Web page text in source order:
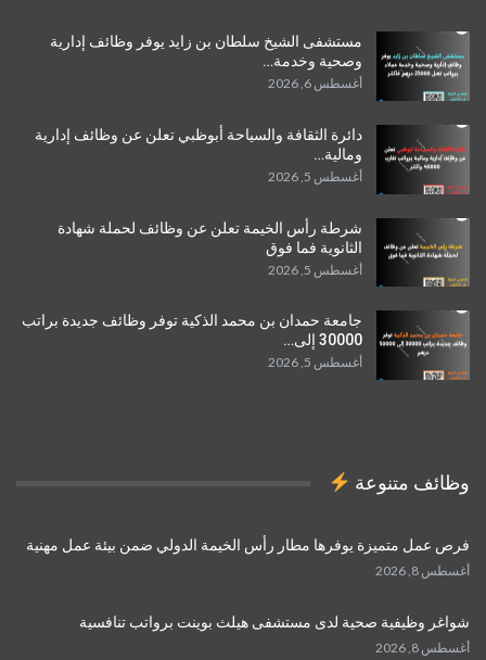
مستشفى الشيخ سلطان بن زايد يوفر وظائف إدارية
وصحية وخدمة…
أغسطس 6, 2026
دائرة الثقافة والسياحة أبوظبي تعلن عن وظائف إدارية
ومالية…
أغسطس 5, 2026
شرطة رأس الخيمة تعلن عن وظائف لحملة شهادة
الثانوية فما فوق
أغسطس 5, 2026
جامعة حمدان بن محمد الذكية توفر وظائف جديدة براتب
30000 إلى…
أغسطس 5, 2026
وظائف متنوعة
فرص عمل متميزة يوفرها مطار رأس الخيمة الدولي ضمن بيئة عمل مهنية
أغسطس 8, 2026
شواغر وظيفية صحية لدى مستشفى هيلث بوينت برواتب تنافسية
أغسطس 8, 2026